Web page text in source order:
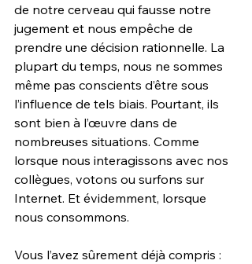
de notre cerveau qui fausse notre
jugement et nous empêche de
prendre une décision rationnelle. La
plupart du temps, nous ne sommes
même pas conscients d’être sous
l’influence de tels biais. Pourtant, ils
sont bien à l’œuvre dans de
nombreuses situations. Comme
lorsque nous interagissons avec nos
collègues, votons ou surfons sur
Internet. Et évidemment, lorsque
nous consommons.
Vous l’avez sûrement déjà compris :